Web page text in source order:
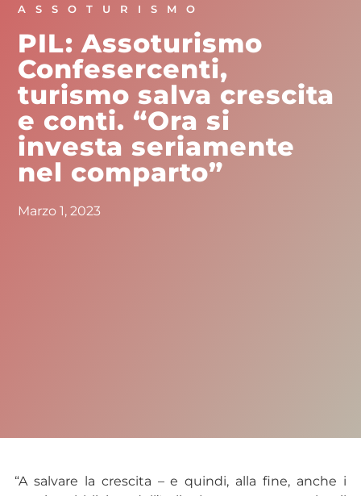
ASSOTURISMO
PIL: Assoturismo
Confesercenti,
turismo salva crescita
e conti. “Ora si
investa seriamente
nel comparto”
Marzo 1, 2023
“A salvare la crescita – e quindi, alla fine, anche i